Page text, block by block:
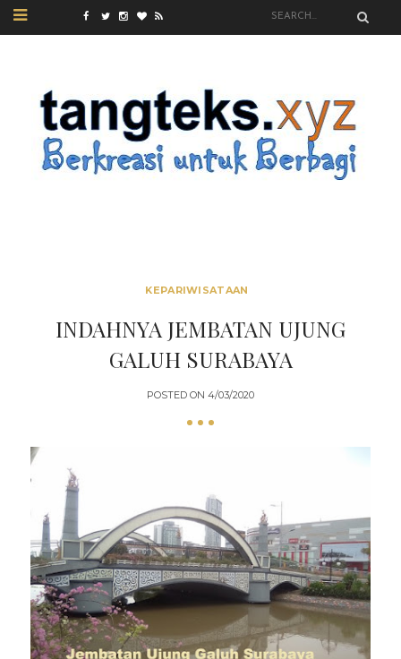
KEPARIWISATAAN
INDAHNYA JEMBATAN UJUNG
GALUH SURABAYA
POSTED ON 4/03/2020